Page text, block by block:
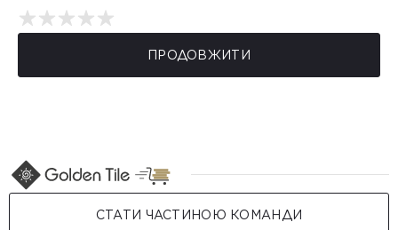
ПРОДОВЖИТИ
СТАТИ ЧАСТИНОЮ КОМАНДИ